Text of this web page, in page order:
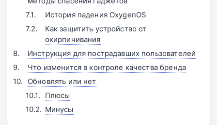
История падения OxygenOS
Как защитить устройство от
окирпичивания
Инструкция для пострадавших пользователей
Что изменится в контроле качества бренда
Обновлять или нет
Плюсы
Минусы